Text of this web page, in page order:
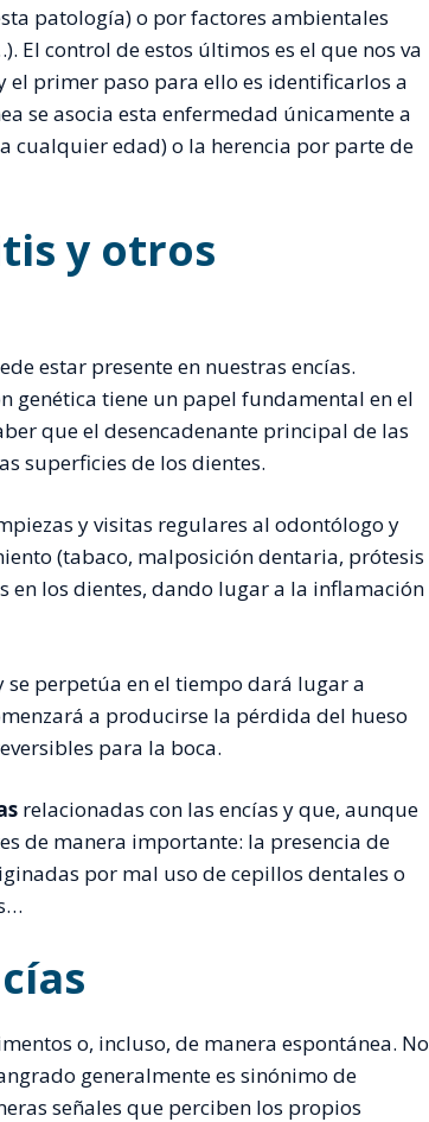
patología) o por factores ambientales
control de estos últimos es el que nos va
el primer paso para ello es identificarlos a
se asocia esta enfermedad únicamente a
cualquier edad) o la herencia por parte de
y otros
estar presente en nuestras encías.
genética tiene un papel fundamental en el
que el desencadenante principal de las
superficies de los dientes.
y visitas regulares al odontólogo y
(tabaco, malposición dentaria, prótesis
los dientes, dando lugar a la inflamación
perpetúa en el tiempo dará lugar a
a producirse la pérdida del hueso
para la boca.
relacionadas con las encías y que, aunque
de manera importante: la presencia de
por mal uso de cepillos dentales o
o, incluso, de manera espontánea. No
generalmente es sinónimo de
señales que perciben los propios